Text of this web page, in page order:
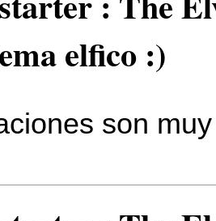
elfico :)
son